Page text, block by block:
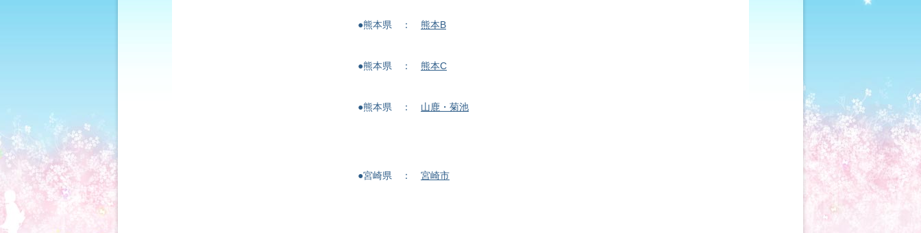
●熊本県 ： 熊本B
●熊本県 ： 熊本C
●熊本県 ： 山鹿・菊池
●宮崎県 ： 宮崎市